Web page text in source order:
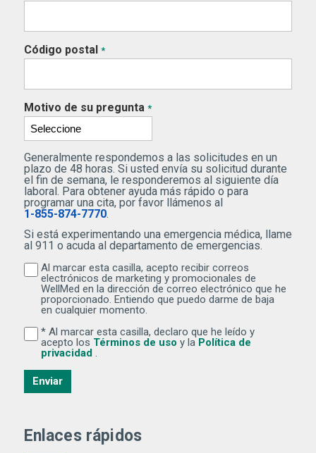
Código postal *
Motivo de su pregunta *
Generalmente respondemos a las solicitudes en un
plazo de 48 horas. Si usted envía su solicitud durante
el fin de semana, le responderemos al siguiente día
laboral. Para obtener ayuda más rápido o para
programar una cita, por favor llámenos al
1-855-874-7770.
Si está experimentando una emergencia médica, llame
al 911 o acuda al departamento de emergencias.
Al marcar esta casilla, acepto recibir correos
Al marcar esta casilla, acepto recibir correos
electrónicos de marketing y promocionales de
WellMed en la dirección de correo electrónico que he
proporcionado. Entiendo que puedo darme de baja
en cualquier momento.
Al marcar esta casilla, declaro que he leído y acepto
* Al marcar esta casilla, declaro que he leído y
acepto los Términos de uso (Se abre una ventana
y la Política de
privacidad .
Enviar
Enlaces rápidos